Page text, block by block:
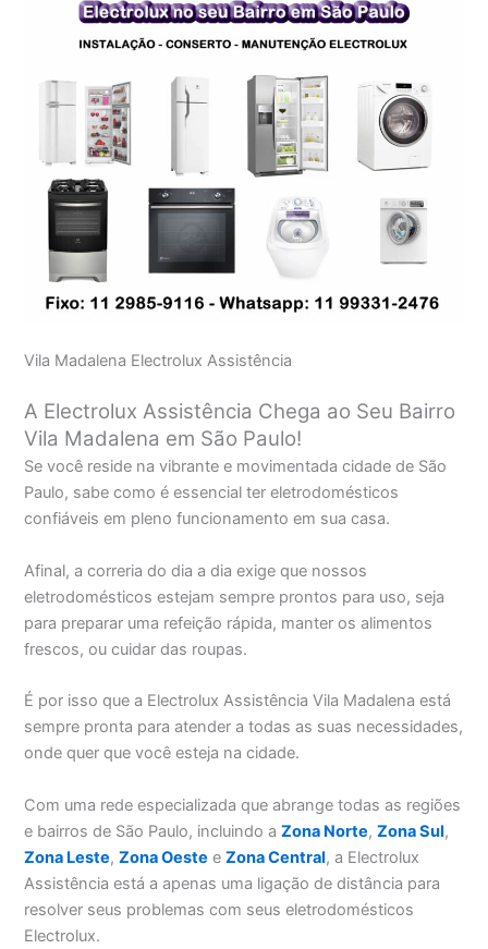
Vila Madalena Electrolux Assistência
A Electrolux Assistência Chega ao Seu Bairro
Vila Madalena em São Paulo!
Se você reside na vibrante e movimentada cidade de São
Paulo, sabe como é essencial ter eletrodomésticos
confiáveis em pleno funcionamento em sua casa.
Afinal, a correria do dia a dia exige que nossos
eletrodomésticos estejam sempre prontos para uso, seja
para preparar uma refeição rápida, manter os alimentos
frescos, ou cuidar das roupas.
É por isso que a Electrolux Assistência Vila Madalena está
sempre pronta para atender a todas as suas necessidades,
onde quer que você esteja na cidade.
Com uma rede especializada que abrange todas as regiões
e bairros de São Paulo, incluindo aZona Norte,Zona Sul,
Zona Leste,Zona Oeste eZona Central, a Electrolux
Assistência está a apenas uma ligação de distância para
resolver seus problemas com seus eletrodomésticos
Electrolux.